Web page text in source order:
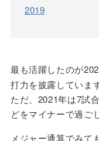
2019
最も活躍したのが
打力を披露しています
ただ、2021年は7試
どをマイナーで過ご
メジャー通算でみて